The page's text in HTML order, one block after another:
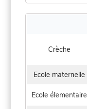
Crèche
Ecole maternelle
Ecole élementaire